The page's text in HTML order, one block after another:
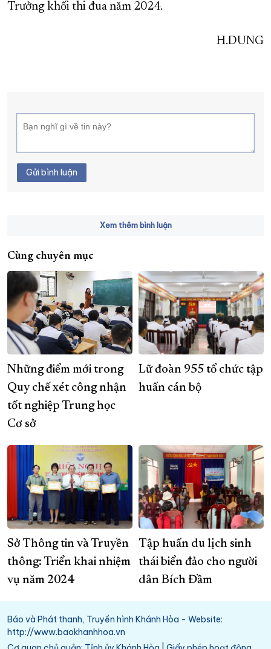
Trưởng khối thi đua năm 2024.
H.DUNG
Gửi bình luận
Xem thêm bình luận
Cùng chuyên mục
Những điểm mới trong
Quy chế xét công nhận
tốt nghiệp Trung học
Cơ sở
Lữ đoàn 955 tổ chức tập
huấn cán bộ
Sở Thông tin và Truyền
thông:​​​​​​​ Triển khai nhiệm
vụ năm 2024
Tập huấn du lịch sinh
thái biển đảo cho người
dân Bích Đầm
Báo và Phát thanh, Truyền hình Khánh Hòa - Website:
http://www.baokhanhhoa.vn